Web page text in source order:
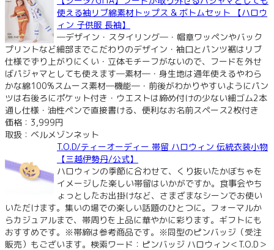
使える袖リブ綿素材トップス & ボトムセット 【ハロウ
ィン 子供服 長袖】
―デザイン・スタイリング―・帽章ワッペンやバック
プリントなど細部までこだわりのデザイン・袖口とパンツ裾はリブ
仕様でずり上がりにくい・立体モチーフがないので、フードを外せ
ばパジャマとしても使えます―素材―・身生地は通年使えるやわら
かな綿100%スムース素材―機能―・前後がわかりやすいようにパン
ツは右後ろにポケット付き・ウエストは締め付けの少ない細ゴム2本
通し仕様・油性ペンで直接書ける、便利なお名前スペース2枚付き
価格：3,999円
取扱：ベルメゾンネット
T.O.D/ティーオーディー 帯留 ハロウィン 伝統衣装小物
【三越伊勢丹/公式】
ハロウィンの季節に合わせて、くり抜いたかぼちゃを
イメージした楽しい帯留はいかがですか。食事会やち
ょっとしたお出掛けなど、さまざまなシーンでお使い
いただけます。集いの場での楽しい話題のひとつに。フォーマルか
らカジュアルまで、帯周りを上品に華やかに彩ります。ギフトにも
おすすめです。※帯締は参考商品です。※同型のピンバッジ（受注
販売）もございます。検索ワード：ピンバッジ ハロウィン＜T.O.D＞